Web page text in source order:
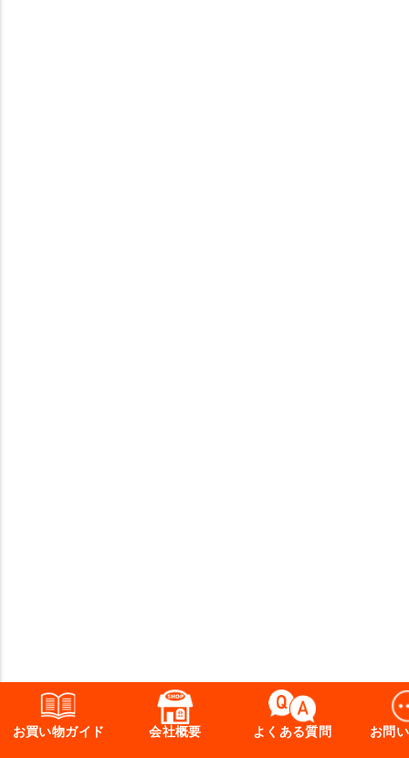
お買い物ガイド 会社概要 よくある質問 お問